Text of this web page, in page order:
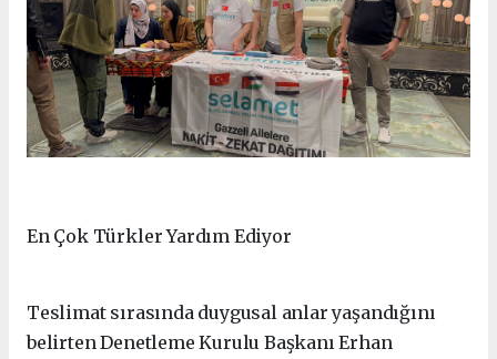
En Çok Türkler Yardım Ediyor
Teslimat sırasında duygusal anlar yaşandığını
belirten Denetleme Kurulu Başkanı Erhan